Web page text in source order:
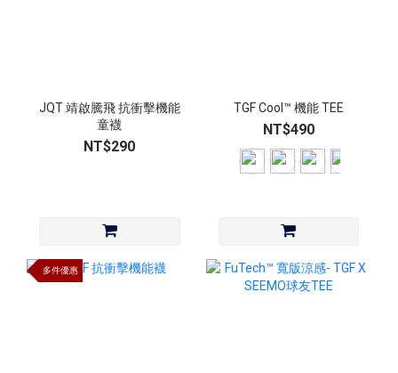
JQT 靖啟騰飛 抗衝擊機能
童襪
NT$290
TGF Cool™ 機能 TEE
NT$490
多件優惠